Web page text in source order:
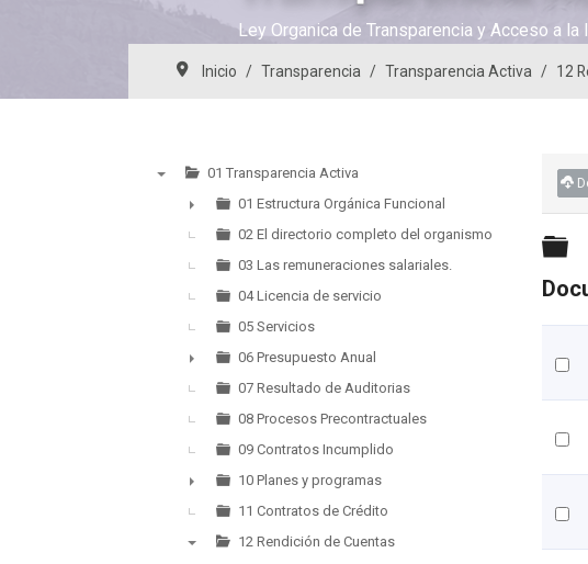
Ley Organica de Transparencia y Acceso a
Inicio Transparencia Transparencia Activa 12
01 Transparencia Activa
►
01 Estructura Orgánica Funcional
02 El directorio completo del organismo
03 Las remuneraciones salariales.
04 Licencia de servicio
05 Servicios
►
06 Presupuesto Anual
07 Resultado de Auditorias
08 Procesos Precontractuales
09 Contratos Incumplido
►
10 Planes y programas
11 Contratos de Crédito
12 Rendición de Cuentas